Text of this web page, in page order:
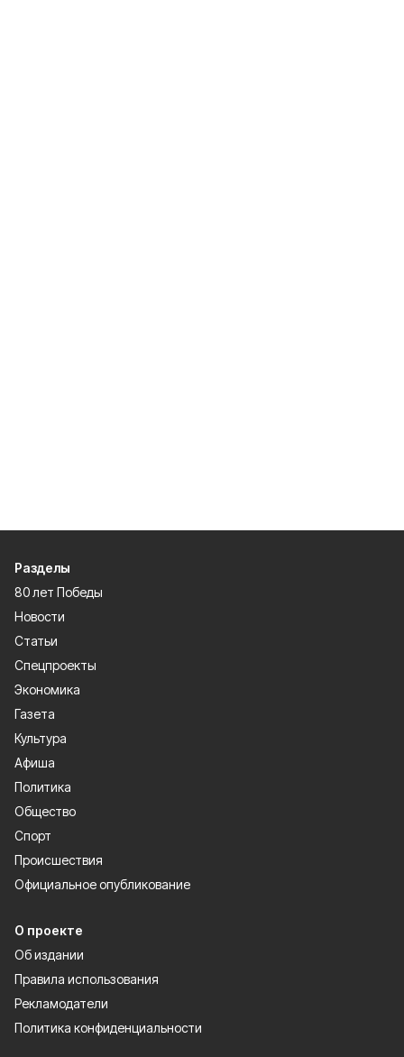
Разделы
80 лет Победы
Новости
Статьи
Спецпроекты
Экономика
Газета
Культура
Афиша
Политика
Общество
Спорт
Происшествия
Официальное опубликование
О проекте
Об издании
Правила использования
Рекламодатели
Политика конфиденциальности